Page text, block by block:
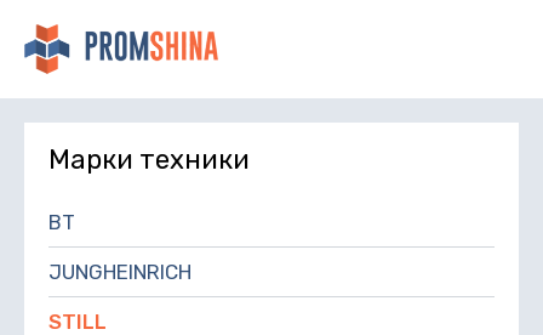
Марки техники
BT
JUNGHEINRICH
STILL